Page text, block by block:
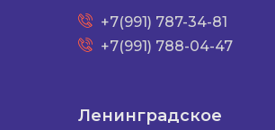
+7(991) 787-34-81
+7(991) 788-04-47
Ленинградское